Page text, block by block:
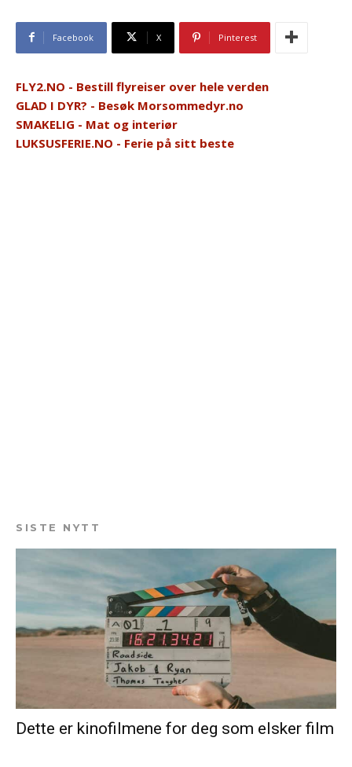
Facebook X Pinterest
FLY2.NO - Bestill flyreiser over hele verden
GLAD I DYR? - Besøk Morsommedyr.no
SMAKELIG - Mat og interiør
LUKSUSFERIE.NO - Ferie på sitt beste
SISTE NYTT
Dette er kinofilmene for deg som elsker film